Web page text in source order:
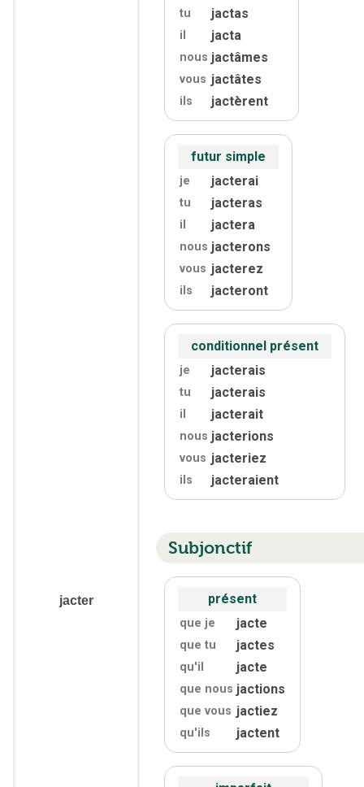
jacter
tu jactas
il jacta
nous jactâmes
vous jactâtes
ils jactèrent
futur simple
je jacterai
tu jacteras
il jactera
nous jacterons
vous jacterez
ils jacteront
conditionnel présent
je jacterais
tu jacterais
il jacterait
nous jacterions
vous jacteriez
ils jacteraient
Subjonctif
présent
que je jacte
que tu jactes
qu'il jacte
que nous jactions
que vous jactiez
qu'ils jactent